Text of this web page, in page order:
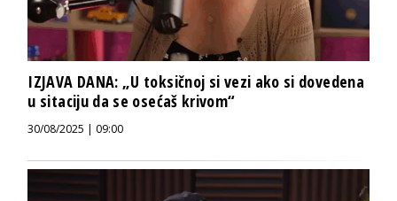
IZJAVA DANA: „U toksičnoj si vezi ako si dovedena
u sitaciju da se osećaš krivom“
30/08/2025 | 09:00